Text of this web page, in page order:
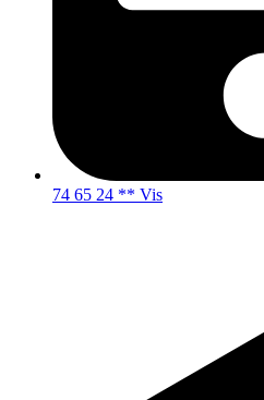
74 65 24 ** Vis